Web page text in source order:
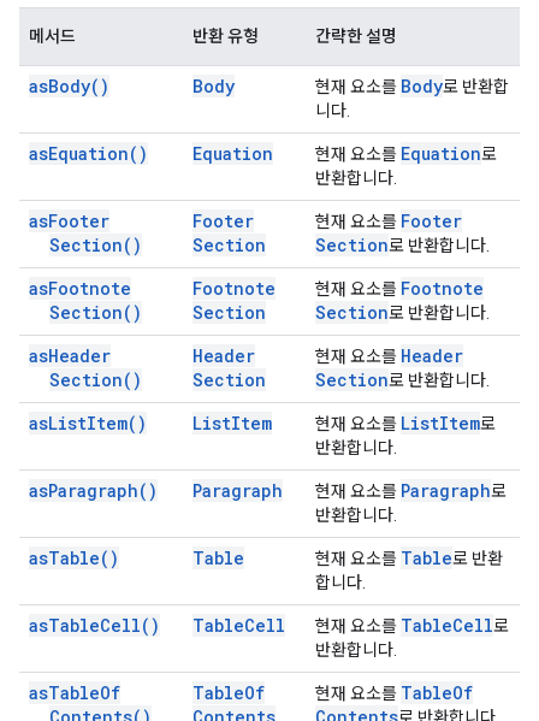
메서드 반환 유형 간략한 설명
asBody( ) Body 현재 요소를 Body로 반환합
니다.
asEquation( ) Equation 현재 요소를 Equation로
반환합니다.
asFooter
Section( )
Footer
Section
현재 요소를 Footer
Section로 반환합니다.
asFootnote
Section( )
Footnote
Section
현재 요소를 Footnote
Section로 반환합니다.
asHeader
Section( )
Header
Section
현재 요소를 Header
Section로 반환합니다.
asListItem( ) ListItem 현재 요소를 ListItem로
반환합니다.
asParagraph( ) Paragraph 현재 요소를 Paragraph로
반환합니다.
asTable( ) Table 현재 요소를 Table로 반환
합니다.
asTableCell( ) TableCell 현재 요소를 TableCell로
반환합니다.
asTableOf
TableOf
현재 요소를 TableOf